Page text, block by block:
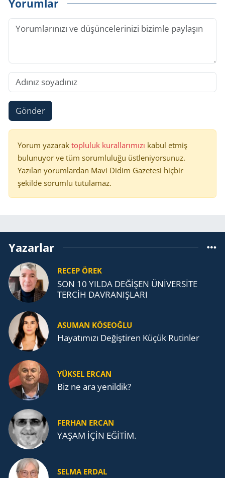
Yorumlar
Gönder
Yorum yazarak topluluk kurallarımızı kabul etmiş
bulunuyor ve tüm sorumluluğu üstleniyorsunuz.
Yazılan yorumlardan Mavi Didim Gazetesi hiçbir
şekilde sorumlu tutulamaz.
Yazarlar
RECEP ÖREK
SON 10 YILDA DEĞİŞEN ÜNİVERSİTE
TERCİH DAVRANIŞLARI
ASUMAN KÖSEOĞLU
Ha­ya­tı­mı­zı De­ğiş­ti­ren Küçük Ru­tin­ler
YÜKSEL ERCAN
Biz ne ara yenildik?
FERHAN ERCAN
YAŞAM İÇİN EĞİTİM.
SELMA ERDAL